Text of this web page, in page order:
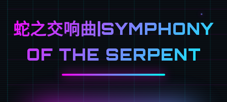
蛇之交响曲|SYMPHONY
OF THE SERPENT